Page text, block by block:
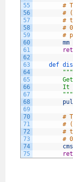
55
56
57
58
59
60
61
62
63
64
65
66
67
68
69
70
71
72
73
74
75
#
#
#
#
#
mm
def
"" "
Get the
It
" ""
#
#
#
#
cms